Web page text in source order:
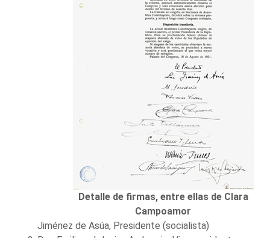
Detalle de firmas, entre ellas de Clara
Campoamor
Jiménez de Asúa, Presidente (socialista)